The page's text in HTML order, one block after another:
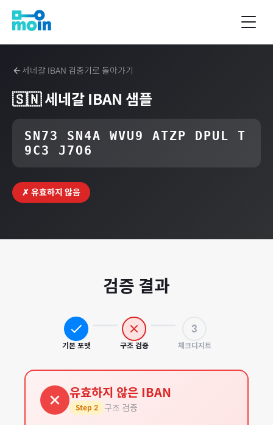
세네갈 IBAN 검증기로 돌아가기
🇸🇳세네갈 IBAN 샘플
SN73 SN4A WVU9 ATZP DPUL T
9C3 J7O6
✗ 유효하지 않음
검증 결과
기본 포맷 구조 검증
3
체크디지트
유효하지 않은 IBAN
Step 2 구조 검증